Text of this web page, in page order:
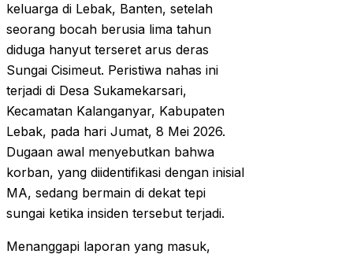
keluarga di Lebak, Banten, setelah
seorang bocah berusia lima tahun
diduga hanyut terseret arus deras
Sungai Cisimeut. Peristiwa nahas ini
terjadi di Desa Sukamekarsari,
Kecamatan Kalanganyar, Kabupaten
Lebak, pada hari Jumat, 8 Mei 2026.
Dugaan awal menyebutkan bahwa
korban, yang diidentifikasi dengan inisial
MA, sedang bermain di dekat tepi
sungai ketika insiden tersebut terjadi.
Menanggapi laporan yang masuk,